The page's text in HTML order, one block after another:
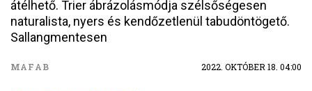
átélhető. Trier ábrázolásmódja szélsőségesen
naturalista, nyers és kendőzetlenül tabudöntögető.
Sallangmentesen
MAFAB 2022. OKTÓBER 18. 04:00